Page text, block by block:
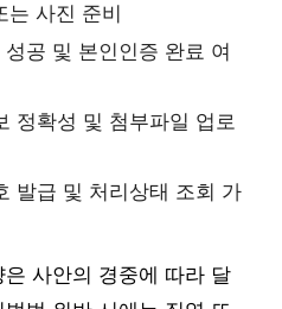
는 사진 준비
성공 및 본인인증 완료 여
정확성 및 첨부파일 업로
발급 및 처리상태 조회 가
사안의 경중에 따라 달